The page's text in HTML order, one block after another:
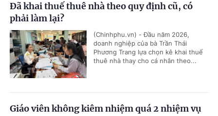
Đã khai thuế thuê nhà theo quy định cũ, có
phải làm lại?
(Chinhphu.vn) - Đầu năm 2026,
doanh nghiệp của bà Trần Thái
Phương Trang lựa chọn kê khai thuế
thuê nhà thay cho cá nhân theo...
Giáo viên không kiêm nhiệm quá 2 nhiệm vụ